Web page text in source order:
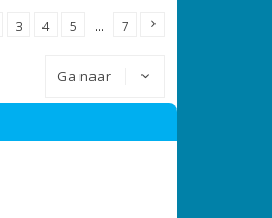
3 4 5 … 7
Ga naar